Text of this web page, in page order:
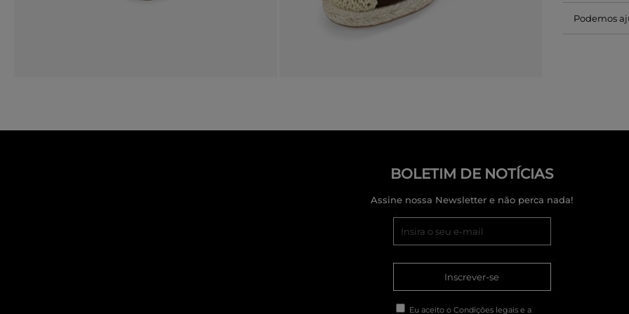
Podemos
BOLETIM DE NOTÍCIAS
Assine nossa Newsletter e não perca nada!
Inscrever-se
Eu aceito o Condições legais e a